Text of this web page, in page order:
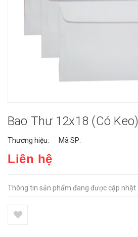
Bao Thư 12x18 (có Keo)
Thương hiệu: Mã SP:
Liên hệ
Thông tin sản phẩm đang được cập nhật